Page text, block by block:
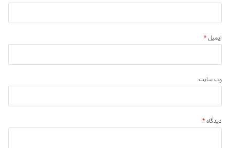
ایمیل*
وب‌ سایت
دیدگاه*